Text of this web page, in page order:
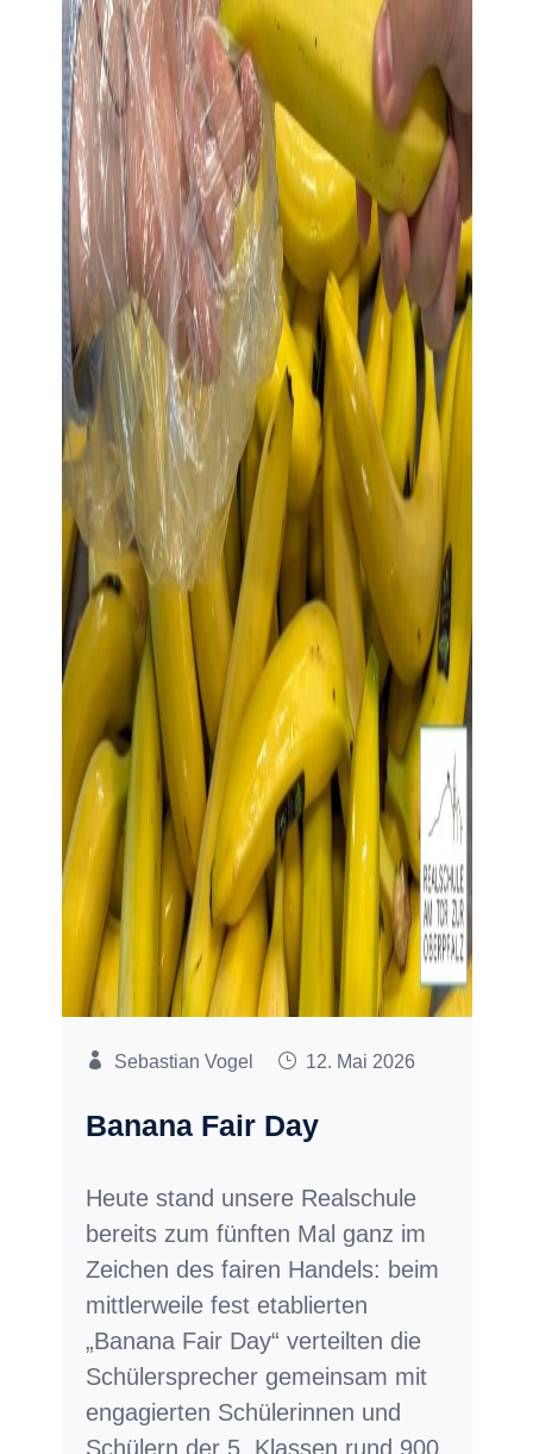
Sebastian Vogel 12. Mai 2026
Banana Fair Day
Heute stand unsere Realschule
bereits zum fünften Mal ganz im
Zeichen des fairen Handels: beim
mittlerweile fest etablierten
„Banana Fair Day“ verteilten die
Schülersprecher gemeinsam mit
engagierten Schülerinnen und
Schülern der 5. Klassen rund 900